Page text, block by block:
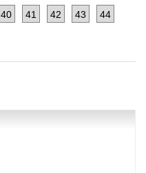
40 41 42 43
44